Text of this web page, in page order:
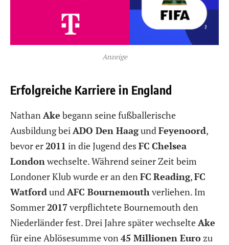
Anzeige
Erfolgreiche Karriere in England
NathanAke begann seine fußballerische
Ausbildung beiADO Den HaagundFeyenoord,
bevor er2011 in die Jugend des FC Chelsea
Londonwechselte. Während seiner Zeit beim
Londoner Klub wurde er an denFC Reading,FC
WatfordundAFC Bournemouthverliehen. Im
Sommer2017verpflichtete Bournemouth den
Niederländer fest. Drei Jahre später wechselteAke
für eine Ablösesumme von45 Millionen Eurozu